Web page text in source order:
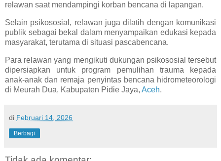
relawan saat mendampingi korban bencana di lapangan.
Selain psikososial, relawan juga dilatih dengan komunikasi
publik sebagai bekal dalam menyampaikan edukasi kepada
masyarakat, terutama di situasi pascabencana.
Para relawan yang mengikuti dukungan psikososial tersebut
dipersiapkan untuk program pemulihan trauma kepada
anak-anak dan remaja penyintas bencana hidrometeorologi
di Meurah Dua, Kabupaten Pidie Jaya, Aceh.
di Februari 14, 2026
Berbagi